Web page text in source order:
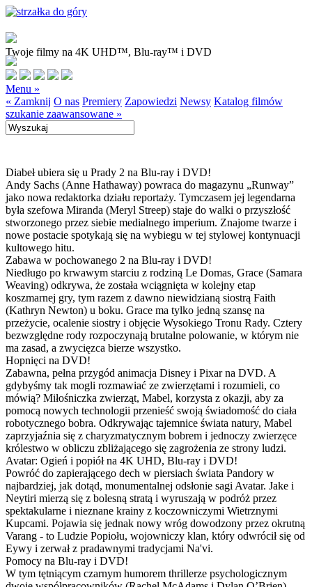
Twoje filmy na 4K UHD™, Blu-ray™ i DVD
Menu »
« Zamknij O nas Premiery Zapowiedzi Newsy Katalog filmów
szukanie zaawansowane »
Diabeł ubiera się u Prady 2 na Blu-ray i DVD!
Andy Sachs (Anne Hathaway) powraca do magazynu „Runway”
jako nowa redaktorka działu reportaży. Tymczasem jej legendarna
była szefowa Miranda (Meryl Streep) staje do walki o przyszłość
stworzonego przez siebie medialnego imperium. Znajome twarze i
nowe postacie spotykają się na wybiegu w tej stylowej kontynuacji
kultowego hitu.
Zabawa w pochowanego 2 na Blu-ray i DVD!
Niedługo po krwawym starciu z rodziną Le Domas, Grace (Samara
Weaving) odkrywa, że została wciągnięta w kolejny etap
koszmarnej gry, tym razem z dawno niewidzianą siostrą Faith
(Kathryn Newton) u boku. Grace ma tylko jedną szansę na
przeżycie, ocalenie siostry i objęcie Wysokiego Tronu Rady. Cztery
bezwzględne rody rozpoczynają brutalne polowanie, w którym nie
ma zasad, a zwycięzca bierze wszystko.
Hopnięci na DVD!
Zabawna, pełna przygód animacja Disney i Pixar na DVD. A
gdybyśmy tak mogli rozmawiać ze zwierzętami i rozumieli, co
mówią? Miłośniczka zwierząt, Mabel, korzysta z okazji, aby za
pomocą nowych technologii przenieść swoją świadomość do ciała
robotycznego bobra. Odkrywając tajemnice świata natury, Mabel
zaprzyjaźnia się z charyzmatycznym bobrem i jednoczy zwierzęce
królestwo w obliczu zbliżającego się zagrożenia ze strony ludzi.
Avatar: Ogień i popiół na 4K UHD, Blu-ray i DVD!
Powróć do zapierającego dech w piersiach świata Pandory w
najbardziej, jak dotąd, monumentalnej odsłonie sagi Avatar. Jake i
Neytiri mierzą się z bolesną stratą i wyruszają w podróż przez
spektakularne i nieznane krainy z koczowniczymi Wietrznymi
Kupcami. Pojawia się jednak nowy wróg dowodzony przez okrutną
Varang - to Ludzie Popiołu, wojowniczy klan, który odwrócił się od
Eywy i zerwał z pradawnymi tradycjami Na'vi.
Pomocy na Blu-ray i DVD!
W tym tętniącym czarnym humorem thrillerze psychologicznym